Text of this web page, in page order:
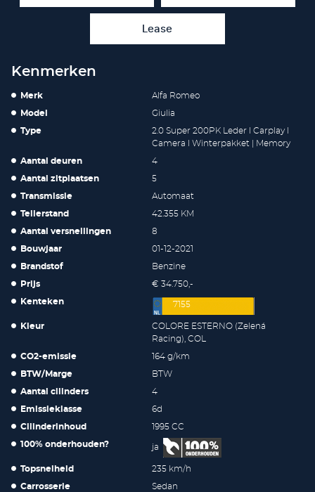
Lease
Kenmerken
Merk Alfa Romeo
Model Giulia
Type
2.0 Super 200PK Leder l Carplay l
Camera l Winterpakket | Memory
Aantal deuren 4
Aantal zitplaatsen 5
Transmissie Automaat
Tellerstand 42.355 KM
Aantal versnellingen 8
Bouwjaar 01-12-2021
Brandstof Benzine
Prijs € 34.750,-
Kenteken 7155
Kleur
COLORE ESTERNO (Zelená
Racing), COL
CO2-emissie 164 g/km
BTW/Marge BTW
Aantal cilinders 4
Emissieklasse 6d
Cilinderinhoud 1995 CC
100% onderhouden? ja
Topsnelheid 235 km/h
Carrosserie Sedan